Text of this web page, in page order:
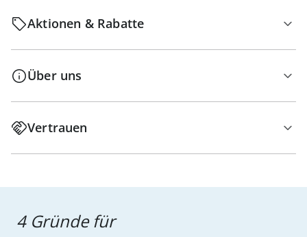
Aktionen & Rabatte
Über uns
Vertrauen
4 Gründe für